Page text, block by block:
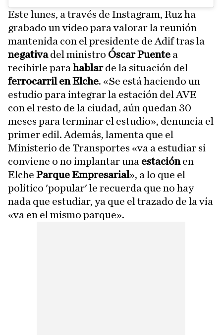
Este lunes, a través de Instagram, Ruz ha
grabado un video para valorar la reunión
mantenida con el presidente de Adif tras la
negativadel ministro Óscar Puente a
recibirle para hablarde la situación del
ferrocarril en Elche. «Se está haciendo un
estudio para integrar la estación del AVE
con el resto de la ciudad, aún quedan 30
meses para terminar el estudio», denuncia el
primer edil. Además, lamenta que el
Ministerio de Transportes «va a estudiar si
conviene o no implantar una estaciónen
Elche Parque Empresarial», a lo que el
político 'popular' le recuerda que no hay
nada que estudiar, ya que el trazado de la vía
«va en el mismo parque».